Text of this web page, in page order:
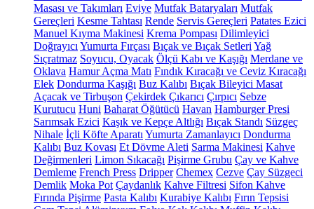
Masası ve Takımları Eviye Mutfak Bataryaları Mutfak
Gereçleri Kesme Tahtası Rende Servis Gereçleri Patates Ezici
Manuel Kıyma Makinesi Krema Pompası Dilimleyici
Doğrayıcı Yumurta Fırçası Bıçak ve Bıçak Setleri Yağ
Sıçratmaz Soyucu, Oyacak Ölçü Kabı ve Kaşığı Merdane ve
Oklava Hamur Açma Matı Fındık Kıracağı ve Ceviz Kıracağı
Elek Dondurma Kaşığı Buz Kalıbı Bıçak Bileyici Masat
Açacak ve Tirbuşon Çekirdek Çıkarıcı Çırpıcı Sebze
Kurutucu Huni Baharat Öğütücü Havan Hamburger Presi
Sarımsak Ezici Kaşık ve Kepçe Altlığı Bıçak Standı Süzgeç
Nihale İçli Köfte Aparatı Yumurta Zamanlayıcı Dondurma
Kalıbı Buz Kovası Et Dövme Aleti Sarma Makinesi Kahve
Değirmenleri Limon Sıkacağı Pişirme Grubu Çay ve Kahve
Demleme French Press Dripper Chemex Cezve Çay Süzgeci
Demlik Moka Pot Çaydanlık Kahve Filtresi Sifon Kahve
Fırında Pişirme Pasta Kalıbı Kurabiye Kalıbı Fırın Tepsisi